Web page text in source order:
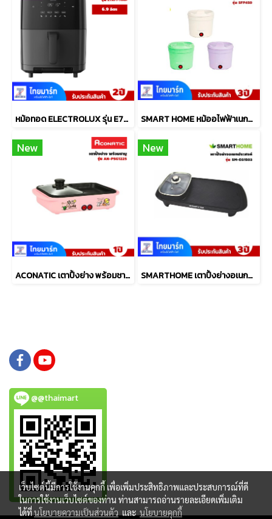
หม้อทอด ELECTROLUX รุ่น E7AF1-700P ขนาด6.9 ลิตร SMART HOME หม้ออไฟฟ้าเนกประสงค์ 1 ลิตร รุ่น SFP450
New
ACONATIC เตาปิ้งย่าง พร้อมชาบู รุ่น AN-PSG1225
New
SMARTHOME เตาปิ้งย่างอเนกประสงค์พร้อมหม้อสุกี้ รุ่น SM-EG1503
@@thaimart
เว็บไซต์นี้มีการใช้งานคุกกี้ เพื่อเพิ่มประสิทธิภาพและประสบการณ์ที่ดี
ในการใช้งานเว็บไซต์ของท่าน ท่านสามารถอ่านรายละเอียดเพิ่มเติม
ได้ที่นโยบายความเป็นส่วนตัว และ นโยบายคุกกี้